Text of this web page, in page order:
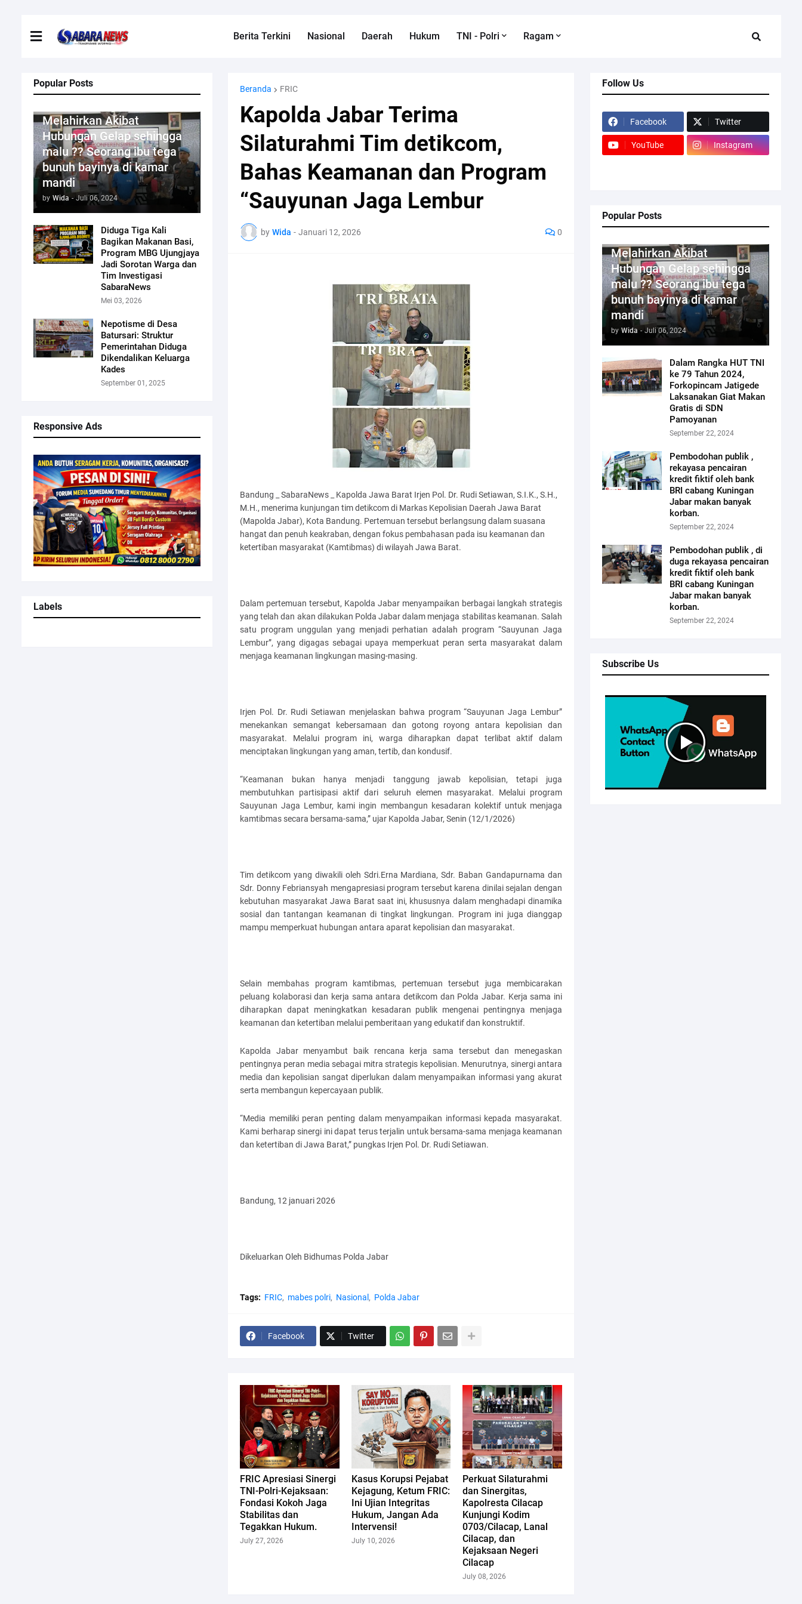
Berita Terkini Nasional Daerah Hukum TNI - Polri Ragam
Popular Posts
Melahirkan Akibat
Hubungan Gelap sehingga
malu ?? Seorang ibu tega
bunuh bayinya di kamar
mandi
by Wida - Juli 06, 2024
Diduga Tiga Kali
Bagikan Makanan Basi,
Program MBG Ujungjaya
Jadi Sorotan Warga dan
Tim Investigasi
SabaraNews
Mei 03, 2026
Nepotisme di Desa
Batursari: Struktur
Pemerintahan Diduga
Dikendalikan Keluarga
Kades
September 01, 2025
Responsive Ads
Labels
Beranda FRIC
Kapolda Jabar Terima
Silaturahmi Tim detikcom,
Bahas Keamanan dan Program
“Sauyunan Jaga Lembur
by Wida - Januari 12, 2026 0
Bandung _ SabaraNews _ Kapolda Jawa Barat Irjen Pol. Dr. Rudi Setiawan, S.I.K., S.H.,
M.H., menerima kunjungan tim detikcom di Markas Kepolisian Daerah Jawa Barat
(Mapolda Jabar), Kota Bandung. Pertemuan tersebut berlangsung dalam suasana
hangat dan penuh keakraban, dengan fokus pembahasan pada isu keamanan dan
ketertiban masyarakat (Kamtibmas) di wilayah Jawa Barat.
Dalam pertemuan tersebut, Kapolda Jabar menyampaikan berbagai langkah strategis
yang telah dan akan dilakukan Polda Jabar dalam menjaga stabilitas keamanan. Salah
satu program unggulan yang menjadi perhatian adalah program “Sauyunan Jaga
Lembur”, yang digagas sebagai upaya memperkuat peran serta masyarakat dalam
menjaga keamanan lingkungan masing-masing.
Irjen Pol. Dr. Rudi Setiawan menjelaskan bahwa program “Sauyunan Jaga Lembur”
menekankan semangat kebersamaan dan gotong royong antara kepolisian dan
masyarakat. Melalui program ini, warga diharapkan dapat terlibat aktif dalam
menciptakan lingkungan yang aman, tertib, dan kondusif.
“Keamanan bukan hanya menjadi tanggung jawab kepolisian, tetapi juga
membutuhkan partisipasi aktif dari seluruh elemen masyarakat. Melalui program
Sauyunan Jaga Lembur, kami ingin membangun kesadaran kolektif untuk menjaga
kamtibmas secara bersama-sama,” ujar Kapolda Jabar, Senin (12/1/2026)
Tim detikcom yang diwakili oleh Sdri.Erna Mardiana, Sdr. Baban Gandapurnama dan
Sdr. Donny Febriansyah mengapresiasi program tersebut karena dinilai sejalan dengan
kebutuhan masyarakat Jawa Barat saat ini, khususnya dalam menghadapi dinamika
sosial dan tantangan keamanan di tingkat lingkungan. Program ini juga dianggap
mampu memperkuat hubungan antara aparat kepolisian dan masyarakat.
Selain membahas program kamtibmas, pertemuan tersebut juga membicarakan
peluang kolaborasi dan kerja sama antara detikcom dan Polda Jabar. Kerja sama ini
diharapkan dapat meningkatkan kesadaran publik mengenai pentingnya menjaga
keamanan dan ketertiban melalui pemberitaan yang edukatif dan konstruktif.
Kapolda Jabar menyambut baik rencana kerja sama tersebut dan menegaskan
pentingnya peran media sebagai mitra strategis kepolisian. Menurutnya, sinergi antara
media dan kepolisian sangat diperlukan dalam menyampaikan informasi yang akurat
serta membangun kepercayaan publik.
“Media memiliki peran penting dalam menyampaikan informasi kepada masyarakat.
Kami berharap sinergi ini dapat terus terjalin untuk bersama-sama menjaga keamanan
dan ketertiban di Jawa Barat,” pungkas Irjen Pol. Dr. Rudi Setiawan.
Bandung, 12 januari 2026
Dikeluarkan Oleh Bidhumas Polda Jabar
Tags: FRIC mabes polri Nasional Polda Jabar
Facebook Twitter
FRIC Apresiasi Sinergi
TNI-Polri-Kejaksaan:
Fondasi Kokoh Jaga
Stabilitas dan
Tegakkan Hukum.
July 27, 2026
Kasus Korupsi Pejabat
Kejagung, Ketum FRIC:
Ini Ujian Integritas
Hukum, Jangan Ada
Intervensi!
July 10, 2026
Perkuat Silaturahmi
dan Sinergitas,
Kapolresta Cilacap
Kunjungi Kodim
0703/Cilacap, Lanal
Cilacap, dan
Kejaksaan Negeri
Cilacap
July 08, 2026
Follow Us
Facebook Twitter
YouTube Instagram
Popular Posts
Melahirkan Akibat
Hubungan Gelap sehingga
malu ?? Seorang ibu tega
bunuh bayinya di kamar
mandi
by Wida - Juli 06, 2024
Dalam Rangka HUT TNI
ke 79 Tahun 2024,
Forkopincam Jatigede
Laksanakan Giat Makan
Gratis di SDN
Pamoyanan
September 22, 2024
Pembodohan publik ,
rekayasa pencairan
kredit fiktif oleh bank
BRI cabang Kuningan
Jabar makan banyak
korban.
September 22, 2024
Pembodohan publik , di
duga rekayasa pencairan
kredit fiktif oleh bank
BRI cabang Kuningan
Jabar makan banyak
korban.
September 22, 2024
Subscribe Us